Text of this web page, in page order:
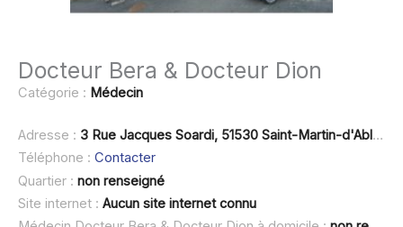
Docteur Bera & Docteur Dion
Catégorie : Médecin
Adresse : 3 Rue Jacques Soardi, 51530 Saint-Martin-d'Ablois
Téléphone : Contacter
Quartier : non renseigné
Site internet : Aucun site internet connu